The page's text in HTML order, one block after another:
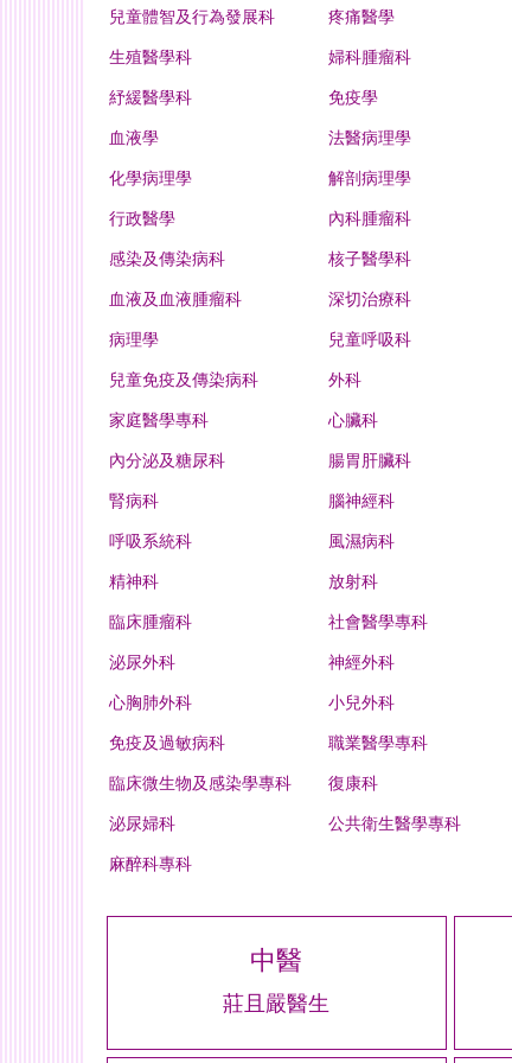
兒童體智及行為發展科 疼痛醫學
生殖醫學科 婦科腫瘤科
紓緩醫學科 免疫學
血液學 法醫病理學
化學病理學 解剖病理學
行政醫學 內科腫瘤科
感染及傳染病科 核子醫學科
血液及血液腫瘤科 深切治療科
病理學 兒童呼吸科
兒童免疫及傳染病科 外科
家庭醫學專科 心臟科
內分泌及糖尿科 腸胃肝臟科
腎病科 腦神經科
呼吸系統科 風濕病科
精神科 放射科
臨床腫瘤科 社會醫學專科
泌尿外科 神經外科
心胸肺外科 小兒外科
免疫及過敏病科 職業醫學專科
臨床微生物及感染學專科 復康科
泌尿婦科 公共衛生醫學專科
麻醉科專科
中醫
莊且嚴醫生